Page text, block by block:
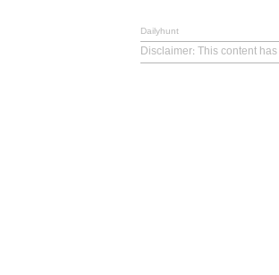
Dailyhunt
Disclaimer: This content